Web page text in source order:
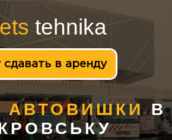
tehnika
сдавать в аренду
АВТОВИШКИВ